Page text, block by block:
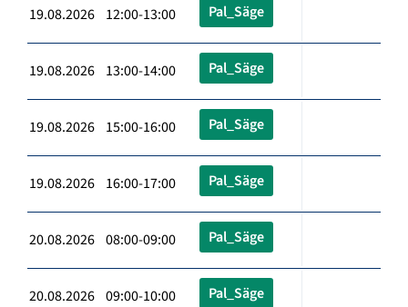
19.08.2026 12:00-13:00 Pal_Säge
19.08.2026 13:00-14:00 Pal_Säge
19.08.2026 15:00-16:00 Pal_Säge
19.08.2026 16:00-17:00 Pal_Säge
20.08.2026 08:00-09:00 Pal_Säge
20.08.2026 09:00-10:00 Pal_Säge